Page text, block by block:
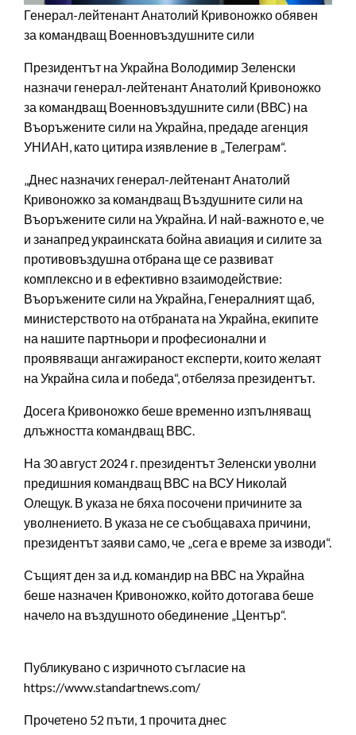
Генерал-лейтенант Анатолий Кривоножко обявен
за командващ Военновъздушните сили
Президентът на Украйна Володимир Зеленски
назначи генерал-лейтенант Анатолий Кривоножко
за командващ Военновъздушните сили (ВВС) на
Въоръжените сили на Украйна, предаде агенция
УНИАН, като цитира изявление в „Телеграм“.
„Днес назначих генерал-лейтенант Анатолий
Кривоножко за командващ Въздушните сили на
Въоръжените сили на Украйна. И най-важното е, че
и занапред украинската бойна авиация и силите за
противовъздушна отбрана ще се развиват
комплексно и в ефективно взаимодействие:
Въоръжените сили на Украйна, Генералният щаб,
министерството на отбраната на Украйна, екипите
на нашите партньори и професионални и
проявяващи ангажираност експерти, които желаят
на Украйна сила и победа“, отбеляза президентът.
Досега Кривоножко беше временно изпълняващ
длъжността командващ ВВС.
На 30 август 2024 г. президентът Зеленски уволни
предишния командващ ВВС на ВСУ Николай
Олещук. В указа не бяха посочени причините за
уволнението. В указа не се съобщаваха причини,
президентът заяви само, че „сега е време за изводи“.
Същият ден за и.д. командир на ВВС на Украйна
беше назначен Кривоножко, който дотогава беше
начело на въздушното обединение „Център“.
Публикувано с изричното съгласие на
https://www.standartnews.com/
Прочетено 52 пъти, 1 прочита днес